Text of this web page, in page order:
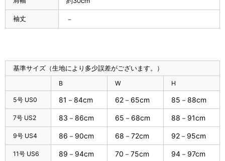
袖丈 －
基準サイズ（生地により多少誤差がございます。）
B W H
5号 US0 81－84cm 62－65cm 85－88cm
7号 US2 83－86cm 65－68cm 88－91cm
9号 US4 86－90cm 68－72cm 92－95cm
11号 US6 89－94cm 70－75cm 94－97cm